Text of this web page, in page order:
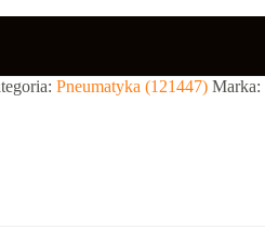
Pneumatyka (121447) Marka: